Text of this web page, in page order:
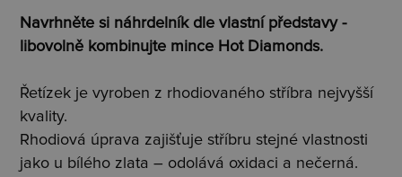
Navrhněte si náhrdelník dle vlastní představy -
libovolně kombinujte mince Hot Diamonds.
Řetízek je vyroben z rhodiovaného stříbra nejvyšší
kvality.
Rhodiová úprava zajišťuje stříbru stejné vlastnosti
jako u bílého zlata – odolává oxidaci a nečerná.